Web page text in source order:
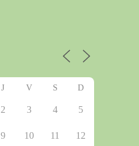
J V S D
2 3 4 5
9 10 11 12